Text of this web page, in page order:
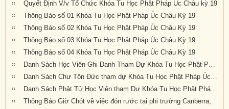
Quyết Định V/v Tổ Chức Khóa Tu Học Phật Pháp Úc Châu kỳ 19
Thông Báo số 01 Khóa Tu Học Phật Pháp Úc Châu Kỳ 19
Thông Báo số 02 Khóa Tu Học Phật Pháp Úc Châu Kỳ 19
Thông Báo số 03 Khóa Tu Học Phật Pháp Úc Châu Kỳ 19
Thông Báo số 04 Khóa Tu Học Phật Pháp Úc Châu Kỳ 19
Danh Sách Học Viên Ghi Danh Tham Dự Khóa Tu Học Phật Pháp Úc Châu Kỳ 19
Danh Sách Chư Tôn Đức tham dự Khóa Tu Học Phật Pháp Úc Châu kỳ 19 tại Canberra
Danh Sách Phật Tử Học Viên tham Dự Khóa Tu Học Phật Pháp Úc Châu Kỳ 19 tại Canberra
Thông Báo Giờ Chót về việc đón rước tại phi trường Canberra,